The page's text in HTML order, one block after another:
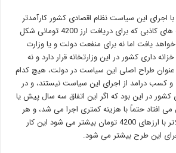
با اجرای این سیاست نظام اقصادی کشور کارآمدتر
خواهدشد، گفت: آن صف های کاذبی که برای دریافت ارز 4200 تومانی شکل
یافت اما نه برای منفعت دولت و یا وزارت
داری کشور در این وزارتخانه قرار دارد و نه
عنوان طراح اصلی این سیاست در دولت، هیچ کدام
و کسب درامد از اجرای این سیاست نیستند، و در
در این بود که اگر این اتفاق سه سال پیش یا
افتاد حتماً با هزینه کمتری اجرا می شد، و هر
قدر که فاصله نرخ های بالاتر با ارزهای 4200 تومان بیشتر می شود این کار
این طرح بیشتر می شود.